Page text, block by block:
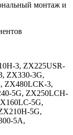
монтаж и
3, ZX225USR-
ZX330-3G,
ZX480LCK-3,
5G, ZX250LCH-
5G,
5G,
5A,